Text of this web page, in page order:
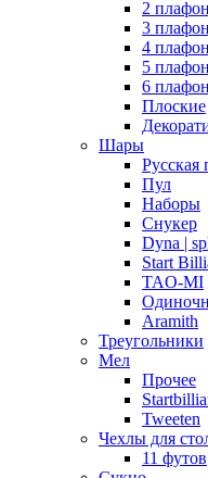
2
3
4
5
6
Плоские
Шары
Русская
Пул
Наборы
Снукер
Dyna |
Start
TAO-MI
Aramith
Треугольники
Мел
Прочее
Tweeten
Чехлы для
11 футов